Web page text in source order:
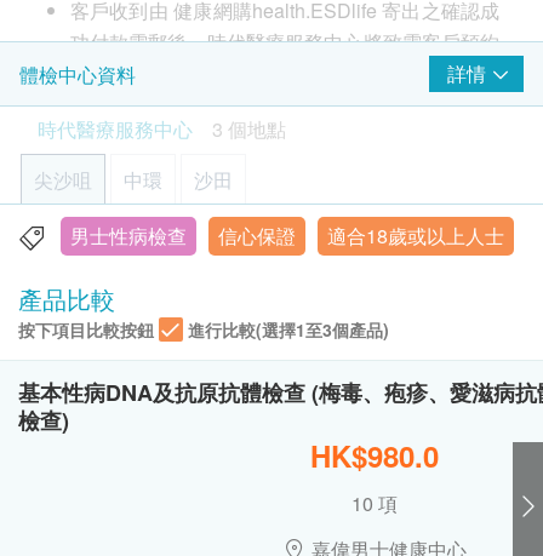
體質指標
身高
梅毒
梅毒血清試驗
人類乳頭瘤狀病毒基因分型測試(HPVDNA)
HPV高風險12種類型（16、18、31、33、35、39、
45、51、52、56、58、59）
HPV可能致癌12種類型（26、30、34、53、66、67、
68、69、70、73、82(IS39)、85）
HPV低風險19種類型（6、11、40、42、43、44、
54、55、57、61、62、64、71、72、81、83、84、
約日期到指定中心進行檢查)
1,400.0
肝超聲波
可探測肝癌、肝硬化、脂肪肝等(此檢查項目或需另約日期到
指定中心進行檢查)
HK$
1,100.0
試。及早幫助男性朋友保護自己，愛惜伴侶。
注意事項:
- 請詳閱以下「條款及細則」了解更多服務需知及注
意事項
客戶收到由 健康網購health.ESDlife 寄出之確認成
功付款電郵後，時代醫療服務中心將致電客戶預約
身體檢查的時間及地點。
時代醫療服務中心 - 預約或查詢：3585 8533
客戶必須於預約當天出示身份證及列印訂購確認信
以確認身份。
身體檢查服務計劃有效期為6個月，客戶必須於6個
月內 (由確認付款日期起計) 接受有關服務，逾期作
廢。
訂購一經確認，不設退款。
進行身體檢查後，一般情況下，可於10至14個工
作天內獲得驗身報告。如有需要特別快速報告，可
向醫護人員提出，作出特別安排。
如有爭議，健康網購health.ESDlife及時代醫療服
體檢中心資料
詳情
時代醫療服務中心
3 個地點
尖沙咀
中環 沙田
香港九龍尖沙咀彌敦道26號1302-1305室
顯示地圖
星期一至五：9:00a.m. – 1:30p.m.; 2:30p.m. – 6:30p.m.
星期六︰9:00a.m. – 6:30p.m.
星期日及公眾假期︰休息
男士性病檢查 信心保證 適合18歲或以上人士
產品比較
按下項目比較按鈕 進行比較(選擇1至3個產品)
基本性病DNA及抗原抗體檢查 (梅毒、疱疹、愛滋病
檢查)
HK$980.0
10 項
嘉偉男士健康中心